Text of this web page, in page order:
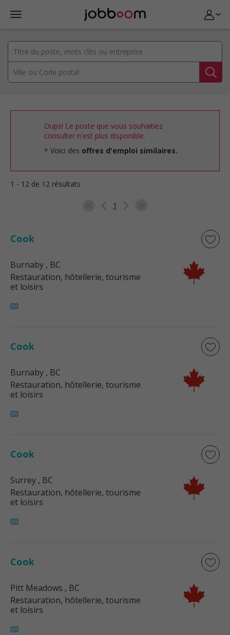
Oups! Le poste que vous souhaitiez
consulter n'est plus disponible.
Voici des offres d'emploi similaires.
1 - 12 de 12 résultats
1
Cook
Burnaby , BC
Restauration, hôtellerie, tourisme
et loisirs
Cook
Burnaby , BC
Restauration, hôtellerie, tourisme
et loisirs
Cook
Surrey , BC
Restauration, hôtellerie, tourisme
et loisirs
Cook
Pitt Meadows , BC
Restauration, hôtellerie, tourisme
et loisirs